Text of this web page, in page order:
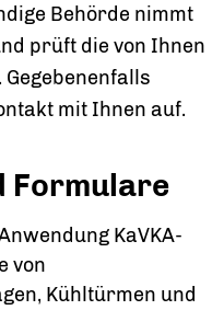
Behörde nimmt
prüft die von Ihnen
mit Ihnen auf.
Formulare
KaVKA-
von
Kühltürmen und